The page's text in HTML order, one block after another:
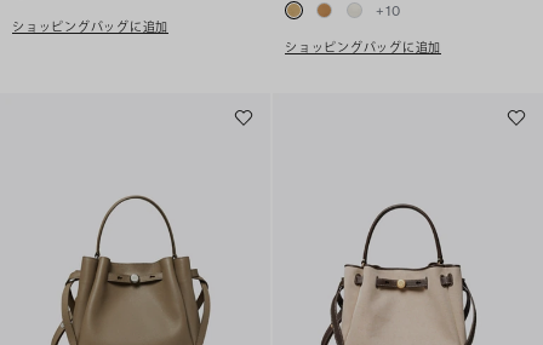
ショッピングバッグに追加
+10
ショッピングバッグに追加